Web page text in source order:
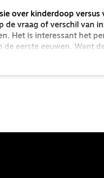
over kinderdoop
de vraag of verschil van
Het is interessant het
de eerste eeuwen. Want
is al zo oud als de kerk.